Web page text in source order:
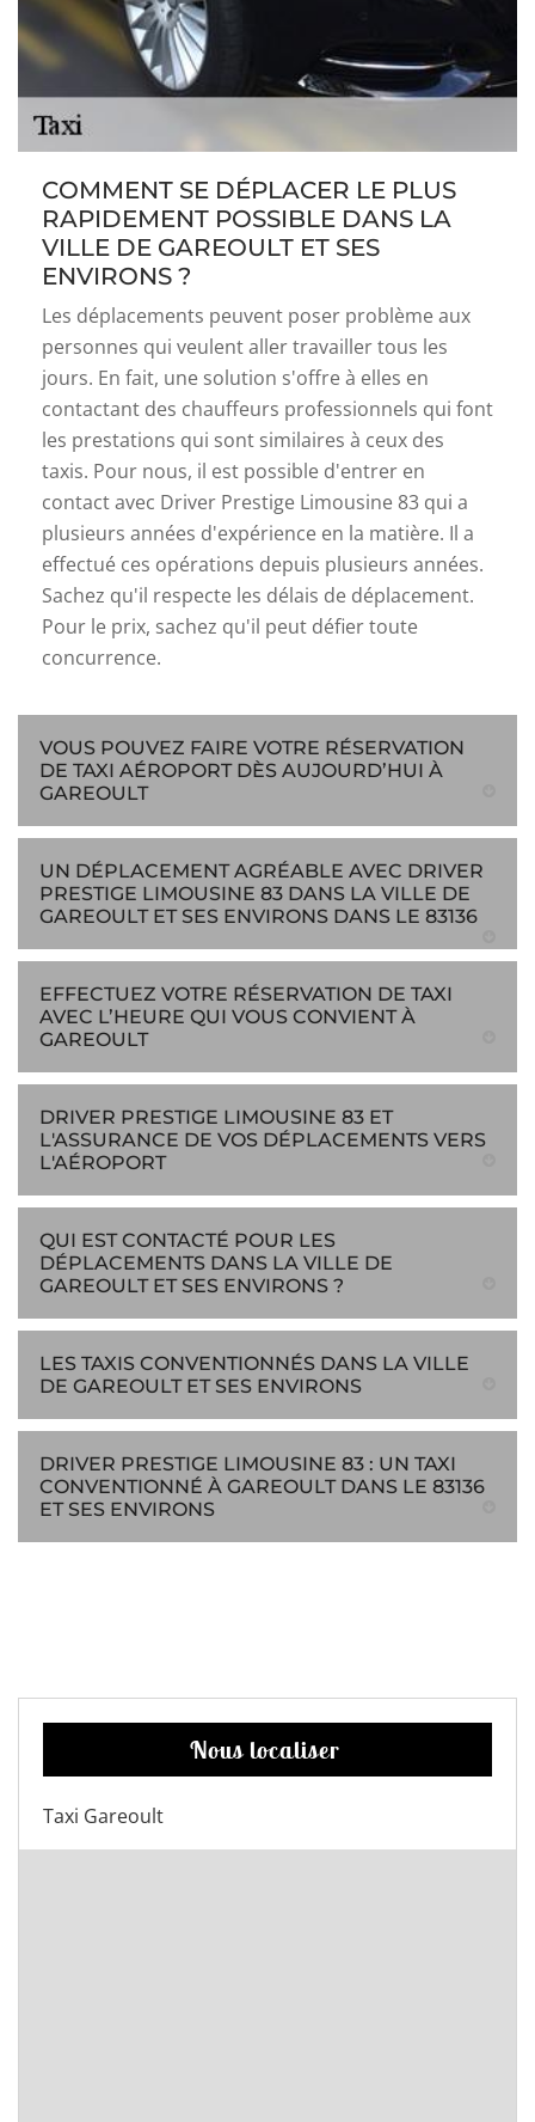
COMMENT SE DÉPLACER LE PLUS
RAPIDEMENT POSSIBLE DANS LA
VILLE DE GAREOULT ET SES
ENVIRONS ?
Les déplacements peuvent poser problème aux
personnes qui veulent aller travailler tous les
jours. En fait, une solution s'offre à elles en
contactant des chauffeurs professionnels qui font
les prestations qui sont similaires à ceux des
taxis. Pour nous, il est possible d'entrer en
contact avec Driver Prestige Limousine 83 qui a
plusieurs années d'expérience en la matière. Il a
effectué ces opérations depuis plusieurs années.
Sachez qu'il respecte les délais de déplacement.
Pour le prix, sachez qu'il peut défier toute
concurrence.
VOUS POUVEZ FAIRE VOTRE RÉSERVATION
DE TAXI AÉROPORT DÈS AUJOURD’HUI À
GAREOULT
UN DÉPLACEMENT AGRÉABLE AVEC DRIVER
PRESTIGE LIMOUSINE 83 DANS LA VILLE DE
GAREOULT ET SES ENVIRONS DANS LE 83136
EFFECTUEZ VOTRE RÉSERVATION DE TAXI
AVEC L’HEURE QUI VOUS CONVIENT À
GAREOULT
DRIVER PRESTIGE LIMOUSINE 83 ET
L'ASSURANCE DE VOS DÉPLACEMENTS VERS
L'AÉROPORT
QUI EST CONTACTÉ POUR LES
DÉPLACEMENTS DANS LA VILLE DE
GAREOULT ET SES ENVIRONS ?
LES TAXIS CONVENTIONNÉS DANS LA VILLE
DE GAREOULT ET SES ENVIRONS
DRIVER PRESTIGE LIMOUSINE 83 : UN TAXI
CONVENTIONNÉ À GAREOULT DANS LE 83136
ET SES ENVIRONS
Nous localiser
Taxi Gareoult